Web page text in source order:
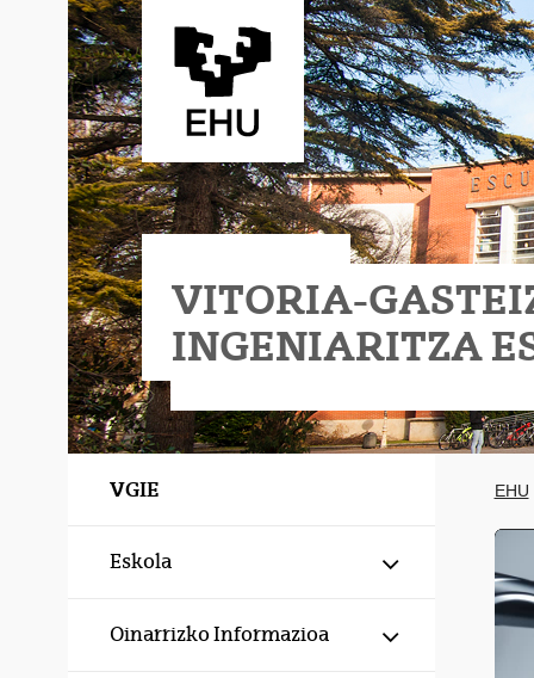
Eduki nagusira joan
VITORIA-
INGENIARITZA
VGIE
Eskola Erakutsi/
Oinarrizko Informazioa Erakutsi/
EHU